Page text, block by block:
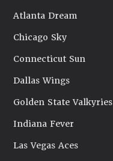
Atlanta Dream
Chicago Sky
Connecticut Sun
Dallas Wings
Golden State Valkyries
Indiana Fever
Las Vegas Aces